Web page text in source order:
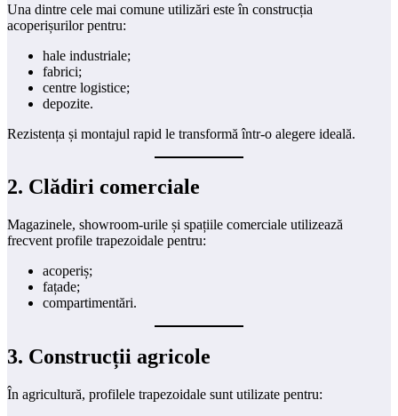
Una dintre cele mai comune utilizări este în construcția
acoperișurilor pentru:
hale industriale;
fabrici;
centre logistice;
depozite.
Rezistența și montajul rapid le transformă într-o alegere ideală.
2. Clădiri comerciale
Magazinele, showroom-urile și spațiile comerciale utilizează
frecvent profile trapezoidale pentru:
acoperiș;
fațade;
compartimentări.
3. Construcții agricole
În agricultură, profilele trapezoidale sunt utilizate pentru: